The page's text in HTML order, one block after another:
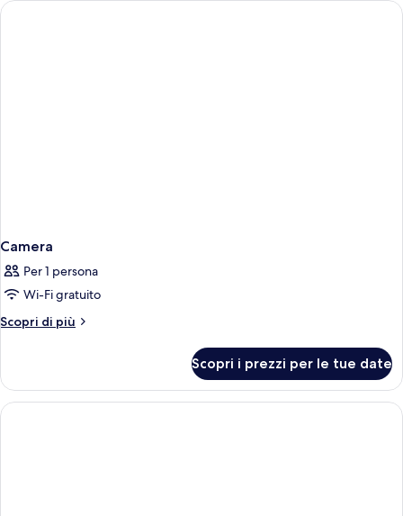
Camera
Per 1 persona
Wi-Fi gratuito
Scopri di più
Altri
Scopri i prezzi per le tue date